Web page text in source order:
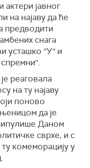
актери јавног
на најаву да ће
предводити
снага
усташко ''У'' и
реаговала
на ту најаву
поново
да је
Даном
сврхе, и с
комеморацију у